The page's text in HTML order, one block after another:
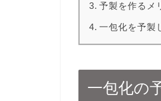
予製を作るメ
一包化を予製
一包化の